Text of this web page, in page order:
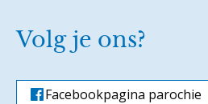
Volg je ons?
Facebookpagina parochie